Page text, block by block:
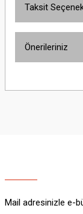
Taksit
Önerileriniz
yetersiz
Bu ürüne
Mail adresinizle e-